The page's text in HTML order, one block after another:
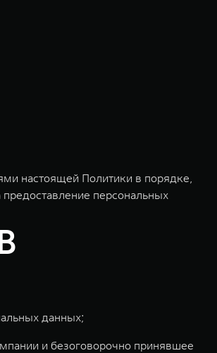
настоящей Политики в порядке,
персональных
данных;
и безоговорочно принявшее